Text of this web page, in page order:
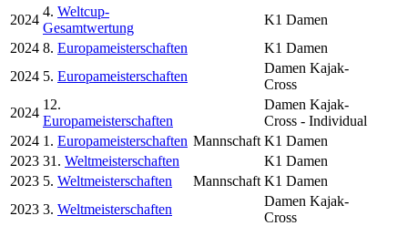
2024
4. Weltcup-
Gesamtwertung
K1 Damen
2024 8. Europameisterschaften
K1 Damen
2024 5. Europameisterschaften
Damen Kajak-
Cross
2024
12.
Europameisterschaften
Damen Kajak-
Cross - Individual
2024 1. Europameisterschaften Mannschaft K1 Damen
2023 31. Weltmeisterschaften
K1 Damen
2023 5. Weltmeisterschaften Mannschaft K1 Damen
2023 3. Weltmeisterschaften
Damen Kajak-
Cross